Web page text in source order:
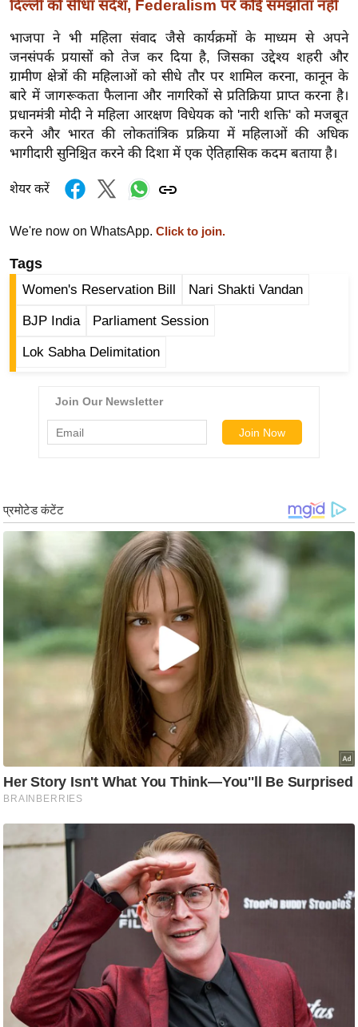
ज
ब्री
फ
म
नो
रं
ज
न
त
ली
वु
ली
क्षा
B
r
a
n
ला
इ
फ
स्टा
लॉ
जी
ब्यू
टी
दिल्ली को सीधा संदेश, Federalism पर कोई समझौता नहीं
भाजपा ने भी महिला संवाद जैसे कार्यक्रमों के माध्यम से अपने
जनसंपर्क प्रयासों को तेज कर दिया है, जिसका उद्देश्य शहरी और
ग्रामीण क्षेत्रों की महिलाओं को सीधे तौर पर शामिल करना, कानून के
बारे में जागरूकता फैलाना और नागरिकों से प्रतिक्रिया प्राप्त करना है।
प्रधानमंत्री मोदी ने महिला आरक्षण विधेयक को 'नारी शक्ति' को मजबूत
करने और भारत की लोकतांत्रिक प्रक्रिया में महिलाओं की अधिक
भागीदारी सुनिश्चित करने की दिशा में एक ऐतिहासिक कदम बताया है।
शेयर करें
We're now on WhatsApp. Click to join.
Tags
Women's Reservation Bill Nari Shakti Vandan
BJP India Parliament Session
Lok Sabha Delimitation